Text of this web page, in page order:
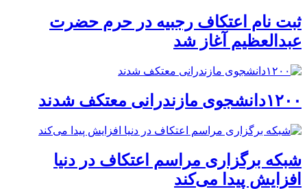
ثبت نام اعتکاف رجبیه در حرم حضرت
عبدالعظیم آغاز شد
۱۲۰۰دانشجوی مازندرانی معتکف شدند
شبکه برگزاری مراسم اعتکاف در دنیا
افزایش پیدا می‌کند